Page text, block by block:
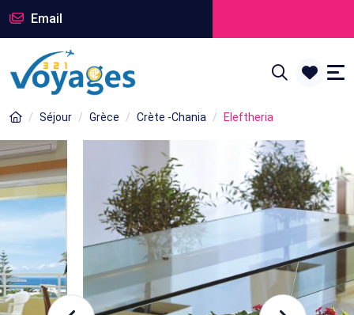
Email
Séjour Grèce Crète -Chania Eleftheria